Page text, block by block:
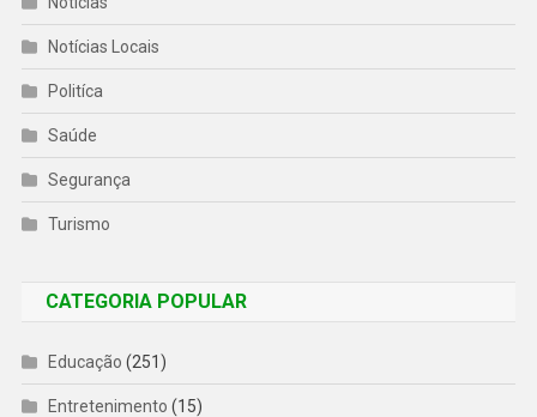
Notícias Locais
Politíca
Saúde
Segurança
Turismo
CATEGORIA POPULAR
Educação (251)
Entretenimento (15)